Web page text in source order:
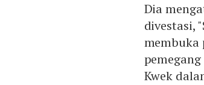
Dia
divestasi,
membuka
Kwek